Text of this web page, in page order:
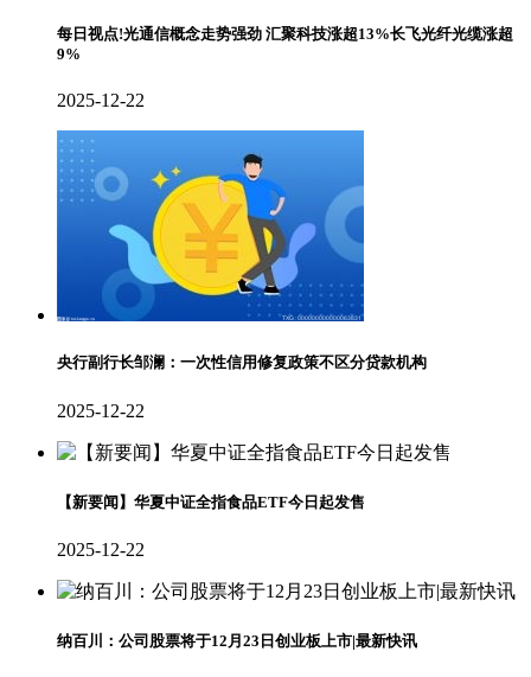
每日视点!光通信概念走势强劲 汇聚科技涨超13%长飞光纤光缆涨超
9%
2025-12-22
央行副行长邹澜：一次性信用修复政策不区分贷款机构
2025-12-22
【新要闻】华夏中证全指食品ETF今日起发售
2025-12-22
纳百川：公司股票将于12月23日创业板上市|最新快讯